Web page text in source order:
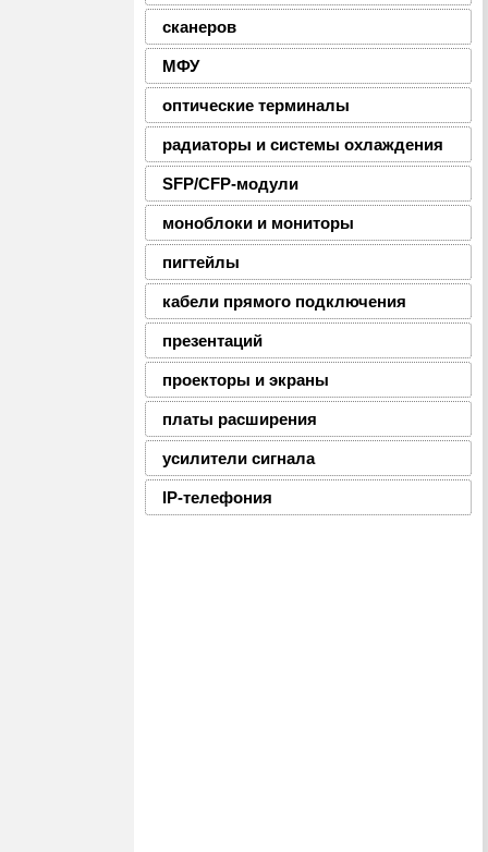
сканеров
МФУ
оптические терминалы
радиаторы и системы охлаждения
SFP/CFP-модули
моноблоки и мониторы
пигтейлы
кабели прямого подключения
презентаций
проекторы и экраны
платы расширения
усилители сигнала
IP-телефония